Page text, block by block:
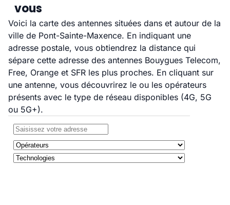
vous
Voici la carte des antennes situées dans et autour de la
ville de Pont-Sainte-Maxence. En indiquant une
adresse postale, vous obtiendrez la distance qui
sépare cette adresse des antennes Bouygues Telecom,
Free, Orange et SFR les plus proches. En cliquant sur
une antenne, vous découvrirez le ou les opérateurs
présents avec le type de réseau disponibles (4G, 5G
ou 5G+).